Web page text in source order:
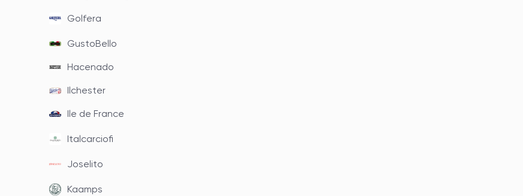
Golfera
GustoBello
Hacenado
Ilchester
Ile de France
Italcarciofi
Joselito
Kaamps